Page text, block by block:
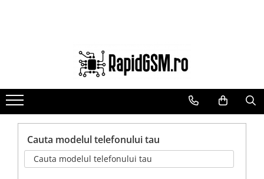
seria M
seria N(note)
seria Y
tableta
Casti
Folie protectie STICLA
Stocare
Suport auto
Benzi flex si butoane
Camere si subansamble
Carcase si capace
Suport SIM
Suruburi si adezivi
Cauta modelul telefonului tau
Cauta modelul telefonului tau